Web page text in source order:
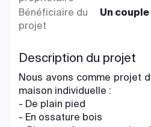
Bénéficiaire du
projet
Un couple
Description du projet
Nous avons comme projet
maison individuelle :
- De plain pied
- En ossature bois